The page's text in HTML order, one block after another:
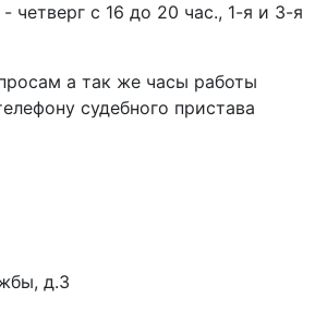
четверг с 16 до 20 час., 1-я и 3-я
а так же часы работы
судебного пристава
д.3